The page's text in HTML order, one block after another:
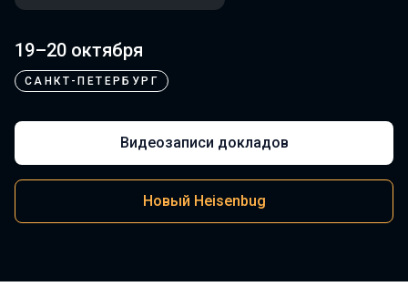
19–20 октября
САНКТ-ПЕТЕРБУРГ
Видеозаписи докладов
Новый Heisenbug